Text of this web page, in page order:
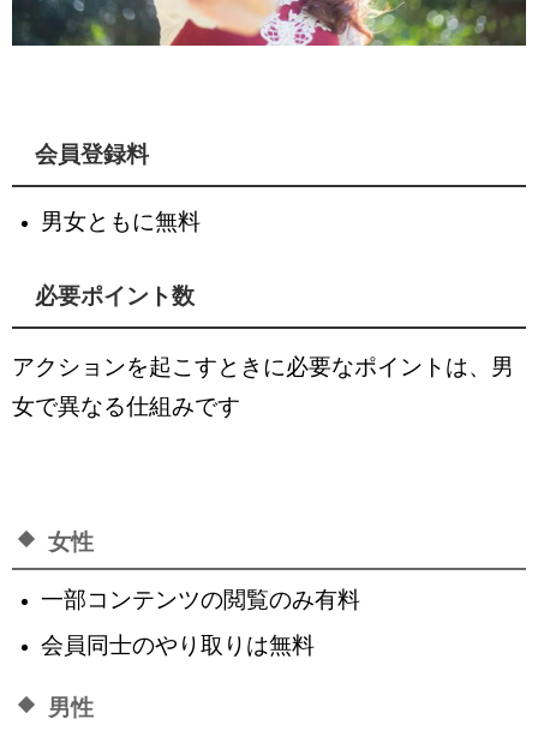
会員登録料
男女ともに無料
必要ポイント数
アクションを起こすときに必要なポイントは、男
女で異なる仕組みです
女性
一部コンテンツの閲覧のみ有料
会員同士のやり取りは無料
男性